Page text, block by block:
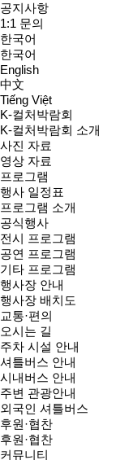
공지사항
1:1 문의
한국어
한국어
English
中文
Tiếng Việt
K-컬처박람회
K-컬처박람회 소개
사진 자료
영상 자료
프로그램
행사 일정표
프로그램 소개
공식행사
전시 프로그램
공연 프로그램
기타 프로그램
행사장 안내
행사장 배치도
교통·편의
오시는 길
주차 시설 안내
셔틀버스 안내
시내버스 안내
주변 관광안내
외국인 셔틀버스
후원·협찬
후원·협찬
커뮤니티